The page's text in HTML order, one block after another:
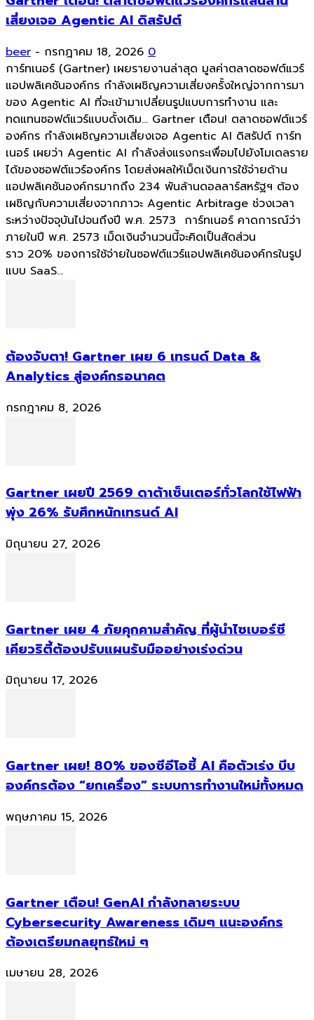
เสี่ยงเจอ Agentic AI ดิสรัปต์
beer - กรกฎาคม 18, 2026 0
การ์ทเนอร์ (Gartner) เผยรายงานล่าสุด มูลค่าตลาดซอฟต์แวร์
แอปพลิเคชันองค์กร กำลังเผชิญความเสี่ยงครั้งใหญ่จากการมา
ของ Agentic AI ที่จะเข้ามาเปลี่ยนรูปแบบการทำงาน และ
ทดแทนซอฟต์แวร์แบบดั้งเดิม... Gartner เตือน! ตลาดซอฟต์แวร์
องค์กร กำลังเผชิญความเสี่ยงเจอ Agentic AI ดิสรัปต์ การ์ท
เนอร์ เผยว่า Agentic AI กำลังส่งแรงกระเพื่อมไปยังโมเดลราย
ได้ของซอฟต์แวร์องค์กร โดยส่งผลให้เม็ดเงินการใช้จ่ายด้าน
แอปพลิเคชันองค์กรมากถึง 234 พันล้านดอลลาร์สหรัฐฯ ต้อง
เผชิญกับความเสี่ยงจากภาวะ Agentic Arbitrage ช่วงเวลา
ระหว่างปัจจุบันไปจนถึงปี พ.ศ. 2573 การ์ทเนอร์ คาดการณ์ว่า
ภายในปี พ.ศ. 2573 เม็ดเงินจำนวนนี้จะคิดเป็นสัดส่วน
ราว 20% ของการใช้จ่ายในซอฟต์แวร์แอปพลิเคชันองค์กรในรูป
แบบ SaaS...
ต้องจับตา! Gartner เผย 6 เทรนด์ Data &
Analytics สู่องค์กรอนาคต
กรกฎาคม 8, 2026
Gartner เผยปี 2569 ดาต้าเซ็นเตอร์ทั่วโลกใช้ไฟฟ้า
พุ่ง 26% รับศึกหนักเทรนด์ AI
มิถุนายน 27, 2026
Gartner เผย 4 ภัยคุกคามสำคัญ ที่ผู้นำไซเบอร์ซี
เคียวริตี้ต้องปรับแผนรับมืออย่างเร่งด่วน
มิถุนายน 17, 2026
Gartner เผย! 80% ของซีอีโอชี้ AI คือตัวเร่ง บีบ
องค์กรต้อง “ยกเครื่อง” ระบบการทำงานใหม่ทั้งหมด
พฤษภาคม 15, 2026
Gartner เตือน! GenAI กำลังทลายระบบ
Cybersecurity Awareness เดิมๆ แนะองค์กร
ต้องเตรียมกลยุทธ์ใหม่ ๆ
เมษายน 28, 2026